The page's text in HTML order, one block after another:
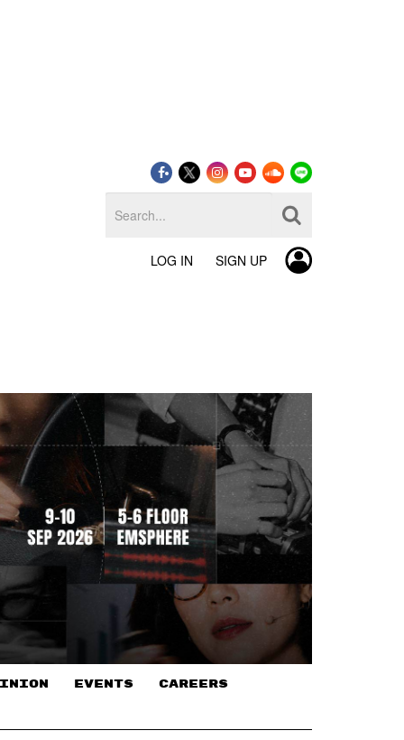
LOG IN SIGN UP
EVENTS CAREERS